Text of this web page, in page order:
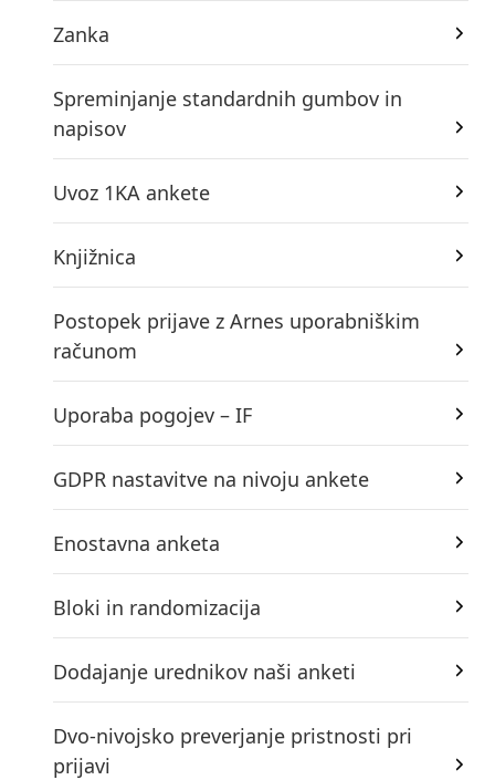
Zanka
Spreminjanje standardnih gumbov in
napisov
Uvoz 1KA ankete
Knjižnica
Postopek prijave z Arnes uporabniškim
računom
Uporaba pogojev – IF
GDPR nastavitve na nivoju ankete
Enostavna anketa
Bloki in randomizacija
Dodajanje urednikov naši anketi
Dvo-nivojsko preverjanje pristnosti pri
prijavi